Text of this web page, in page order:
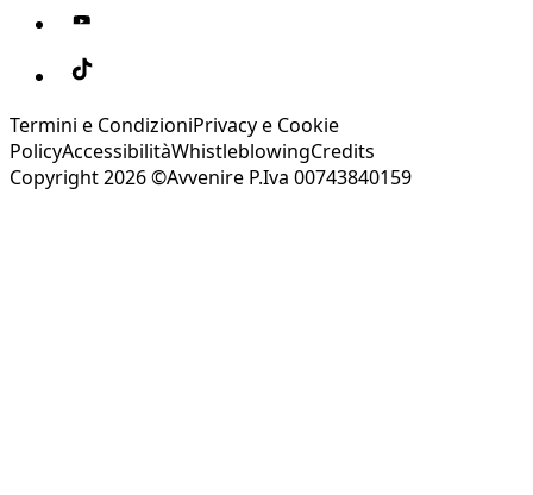
Termini e CondizioniPrivacy e Cookie
PolicyAccessibilitàWhistleblowingCredits
Copyright 2026 ©Avvenire P.Iva 00743840159